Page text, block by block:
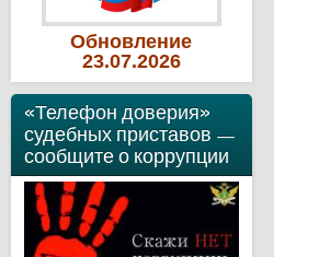
Обновление
23.07.2026
«Телефон доверия»
судебных приставов —
сообщите о коррупции